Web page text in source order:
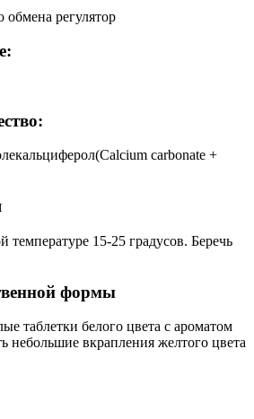
регулятор
carbonate +
температуре 15-25 градусов. Беречь
формы
таблетки белого цвета с ароматом
небольшие вкрапления желтого цвета